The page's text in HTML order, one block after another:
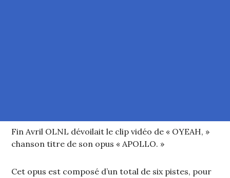
Fin Avril OLNL dévoilait le clip vidéo de « OYEAH, »
chanson titre de son opus « APOLLO. »
Cet opus est composé d’un total de six pistes, pour